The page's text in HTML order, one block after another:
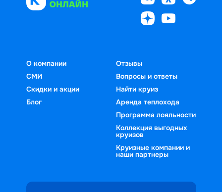
О компании
СМИ
Скидки и акции
Блог
Отзывы
Вопросы и ответы
Найти круиз
Аренда теплохода
Программа лояльности
Коллекция выгодных
круизов
Круизные компании и
наши партнеры